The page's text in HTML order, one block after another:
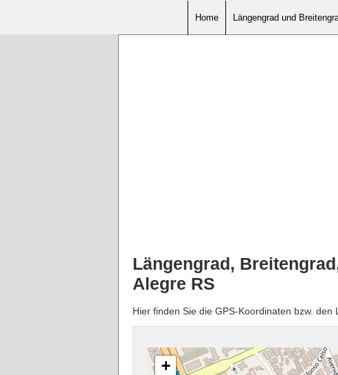
Home Längengrad und
Längengrad,
Alegre RS
Hier finden Sie die GPS-Koordinaten bzw.
+